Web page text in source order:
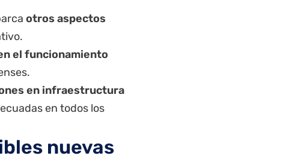
otros aspectos
el funcionamiento
en infraestructura
en todos los
nuevas